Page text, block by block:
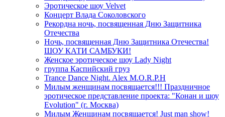
Эротическое шоу Velvet
Концерт Влада Соколовского
Рекордна ночь, посвященная Дню Защитника
Отечества
Ночь, посвященная Дню Защитника Отечества!
ШОУ КАТИ САМБУКИ!
Женское эротическое шоу Lady Night
группа Каспийский груз
Trance Dance Night. Alex M.O.R.P.H
Милым женщинам посвящается!!! Праздничное
эротическое представление проекта: "Конан и шоу
Evolution" (г. Москва)
Милым Женщинам посвящается! Just man show!